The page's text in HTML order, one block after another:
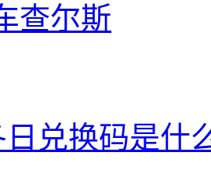
查尔斯
日兑换码是什